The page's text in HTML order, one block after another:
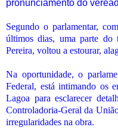
pronunciamento do
Segundo o parlamentar,
últimos dias, uma parte do
Pereira, voltou a estourar,
Na oportunidade, o
Federal, está intimando os
Lagoa para esclarecer
Controladoria-Geral da
irregularidades na obra.